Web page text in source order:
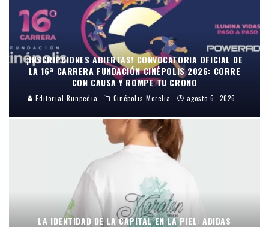
¡INSCRIPCIONES ABIERTAS! CONVOCATORIA OFICIAL DE
LA 16ª CARRERA FUNDACIÓN CINÉPOLIS 2026: CORRE
CON CAUSA Y ROMPE TU CRONO
Editorial Runpedia Cinépolis Morelia agosto 6, 2026
LA IDENTIDAD DE LA CAPITAL EN LA PIEL: ADIDAS